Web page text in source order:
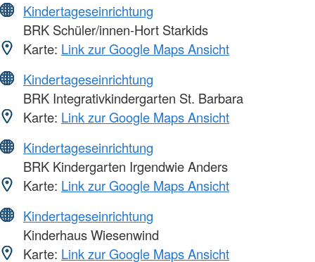
Kindertageseinrichtung
BRK Schüler/innen-Hort Starkids
Karte: Link zur Google Maps Ansicht
Kindertageseinrichtung
BRK Integrativkindergarten St. Barbara
Karte: Link zur Google Maps Ansicht
Kindertageseinrichtung
BRK Kindergarten Irgendwie Anders
Karte: Link zur Google Maps Ansicht
Kindertageseinrichtung
Kinderhaus Wiesenwind
Karte: Link zur Google Maps Ansicht